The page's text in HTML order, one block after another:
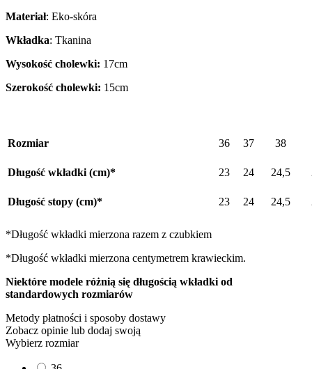
Materiał: Eko-skóra
Wkładka: Tkanina
Wysokość cholewki: 17cm
Szerokość cholewki: 15cm
Rozmiar 36 37 38
Długość wkładki (cm)* 23 24 24,5
Długość stopy (cm)* 23 24 24,5
*Długość wkładki mierzona razem z czubkiem
*Długość wkładki mierzona centymetrem krawieckim.
Niektóre modele różnią się długością wkładki od
standardowych rozmiarów
Metody płatności i sposoby dostawy
Zobacz opinie lub dodaj swoją
Wybierz rozmiar